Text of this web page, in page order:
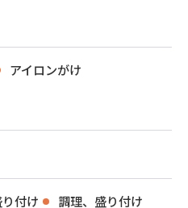
アイロンがけ
付け
調理、盛り付け